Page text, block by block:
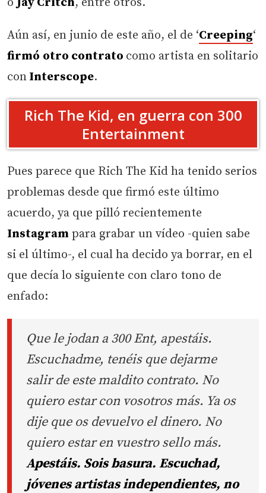
Aún así, en junio de este año, el de ‘Creeping‘
firmó otro contrato como artista en solitario
con Interscope.
Rich The Kid, en guerra con 300
Entertainment
Pues parece que Rich The Kid ha tenido serios
problemas desde que firmó este último
acuerdo, ya que pilló recientemente
Instagram para grabar un vídeo -quien sabe
si el último-, el cual ha decido ya borrar, en el
que decía lo siguiente con claro tono de
enfado:
Que le jodan a 300 Ent, apestáis.
Escuchadme, tenéis que dejarme
salir de este maldito contrato. No
quiero estar con vosotros más. Ya os
dije que os devuelvo el dinero. No
quiero estar en vuestro sello más.
Apestáis. Sois basura. Escuchad,
jóvenes artistas independientes, no